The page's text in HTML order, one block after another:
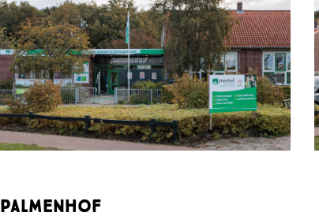
Palmenhof